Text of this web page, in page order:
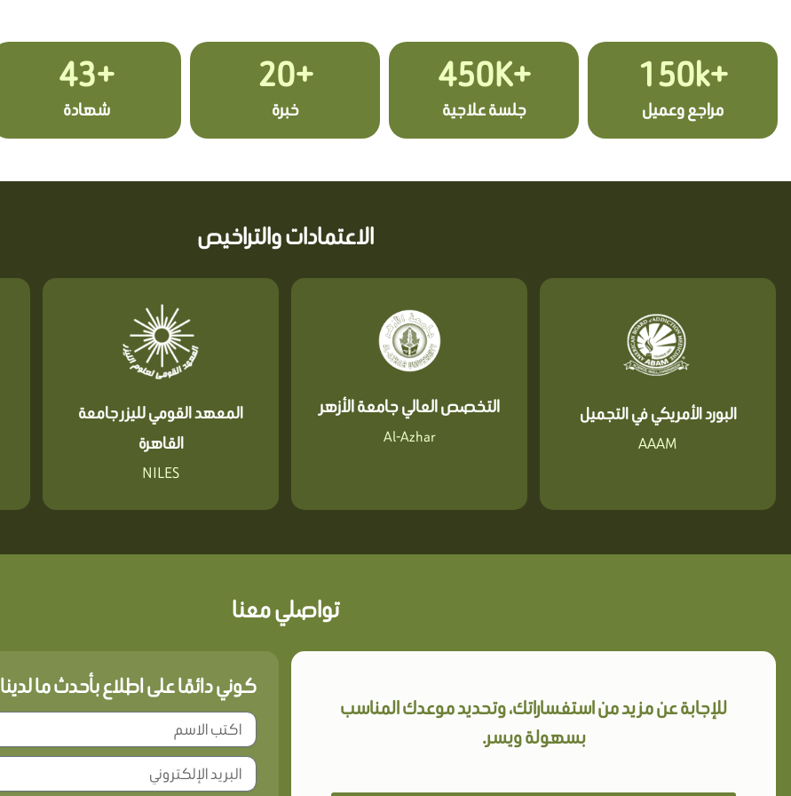
+150k
مراجع وعميل
+450K
جلسة علاجية
+20
خبرة
+43
شهادة
الاعتمادات والتراخيص
البورد الأمريكي في التجميل
AAAM
التخصص العالي جامعة الأزهر
Al-Azhar
المعهد القومي لليزر جامعة
القاهرة
NILES
تواصلي معنا
للإجابة عن مزيد من استفساراتك، وتحديد موعدك المناسب
بسهولة ويسر.
كوني دائمًا على اطلاع بأحدث ما لدينا